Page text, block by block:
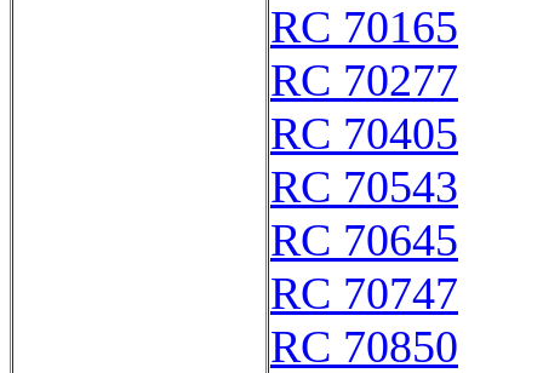
RC 70165
RC 70277
RC 70405
RC 70543
RC 70645
RC 70747
RC 70850